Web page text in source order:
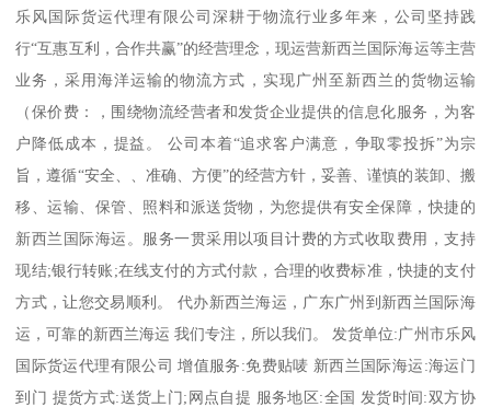
乐风国际货运代理有限公司深耕于物流行业多年来，公司坚持践
行“互惠互利，合作共赢”的经营理念，现运营新西兰国际海运等主营
业务，采用海洋运输的物流方式，实现广州至新西兰的货物运输
（保价费：，围绕物流经营者和发货企业提供的信息化服务，为客
户降低成本，提益。 公司本着“追求客户满意，争取零投拆”为宗
旨，遵循“安全、、准确、方便”的经营方针，妥善、谨慎的装卸、搬
移、运输、保管、照料和派送货物，为您提供有安全保障，快捷的
新西兰国际海运。服务一贯采用以项目计费的方式收取费用，支持
现结;银行转账;在线支付的方式付款，合理的收费标准，快捷的支付
方式，让您交易顺利。 代办新西兰海运，广东广州到新西兰国际海
运，可靠的新西兰海运 我们专注，所以我们。 发货单位:广州市乐风
国际货运代理有限公司 增值服务:免费贴唛 新西兰国际海运:海运门
到门 提货方式:送货上门;网点自提 服务地区:全国 发货时间:双方协